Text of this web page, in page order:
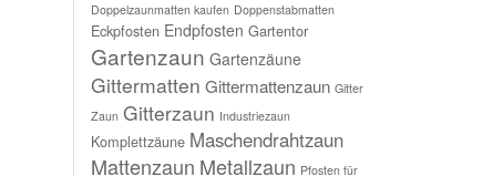
Doppelzaunmatten kaufen Doppenstabmatten
Eckpfosten Endpfosten Gartentor
Gartenzaun Gartenzäune
Gittermatten Gittermattenzaun Gitter
Zaun Gitterzaun Industriezaun
Komplettzäune Maschendrahtzaun
Mattenzaun Metallzaun Pfosten für